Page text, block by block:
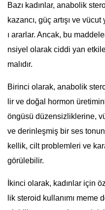
Bazı kadınlar, anabolik
kazancı, güç artışı ve
ı ararlar. Ancak, bu
nsiyel olarak ciddi yan
malıdır.
Birinci olarak, anabolik
lir ve doğal hormon
öngüsü düzensizliklerine,
ve derinleşmiş bir ses
kellik, cilt problemleri ve
görülebilir.
İkinci olarak, kadınlar için
lik steroid kullanımı